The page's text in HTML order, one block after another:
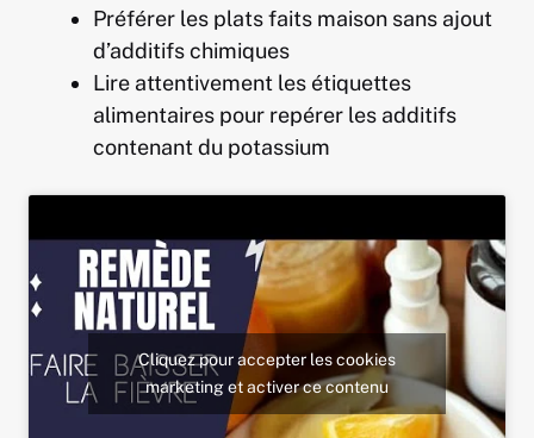
Préférer les plats faits maison sans ajout
d’additifs chimiques
Lire attentivement les étiquettes
alimentaires pour repérer les additifs
contenant du potassium
Cliquez pour accepter les cookies
marketing et activer ce contenu